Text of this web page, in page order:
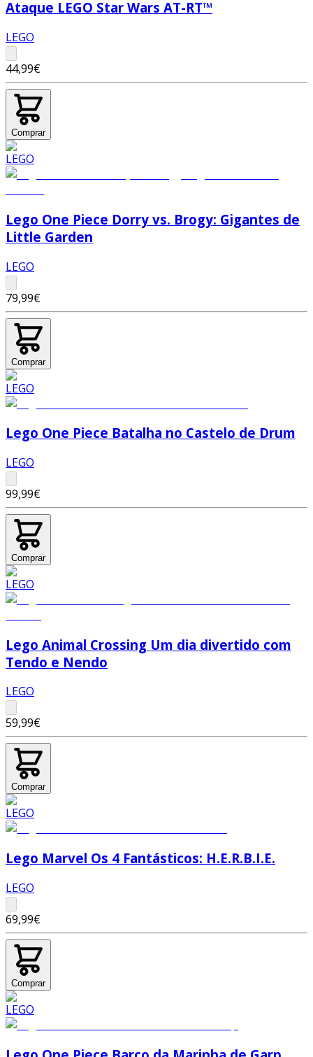
Ataque LEGO Star Wars AT-RT™
LEGO
44,99€
Comprar
Lego One Piece Dorry vs. Brogy: Gigantes de
Little Garden
LEGO
79,99€
Comprar
Lego One Piece Batalha no Castelo de Drum
LEGO
99,99€
Comprar
Lego Animal Crossing Um dia divertido com
Tendo e Nendo
LEGO
59,99€
Comprar
Lego Marvel Os 4 Fantásticos: H.E.R.B.I.E.
LEGO
69,99€
Comprar